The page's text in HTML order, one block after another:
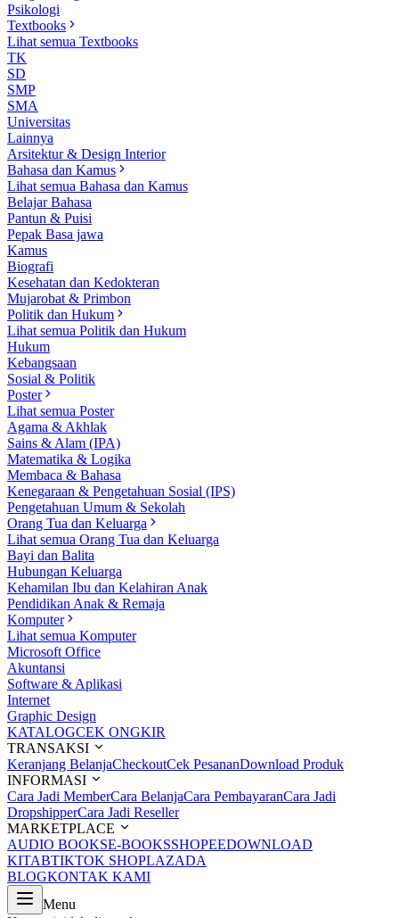
Psikologi
Textbooks
Lihat semua Textbooks
TK
SD
SMP
SMA
Universitas
Lainnya
Arsitektur & Design Interior
Bahasa dan Kamus
Lihat semua Bahasa dan Kamus
Belajar Bahasa
Pantun & Puisi
Pepak Basa jawa
Kamus
Biografi
Kesehatan dan Kedokteran
Mujarobat & Primbon
Politik dan Hukum
Lihat semua Politik dan Hukum
Hukum
Kebangsaan
Sosial & Politik
Poster
Lihat semua Poster
Agama & Akhlak
Sains & Alam (IPA)
Matematika & Logika
Membaca & Bahasa
Kenegaraan & Pengetahuan Sosial (IPS)
Pengetahuan Umum & Sekolah
Orang Tua dan Keluarga
Lihat semua Orang Tua dan Keluarga
Bayi dan Balita
Hubungan Keluarga
Kehamilan Ibu dan Kelahiran Anak
Pendidikan Anak & Remaja
Komputer
Lihat semua Komputer
Microsoft Office
Akuntansi
Software & Aplikasi
Internet
Graphic Design
KATALOGCEK ONGKIR
TRANSAKSI
Keranjang BelanjaCheckoutCek PesananDownload Produk
INFORMASI
Cara Jadi MemberCara BelanjaCara PembayaranCara Jadi
DropshipperCara Jadi Reseller
MARKETPLACE
AUDIO BOOKSE-BOOKSSHOPEEDOWNLOAD
KITABTIKTOK SHOPLAZADA
BLOGKONTAK KAMI
Menu